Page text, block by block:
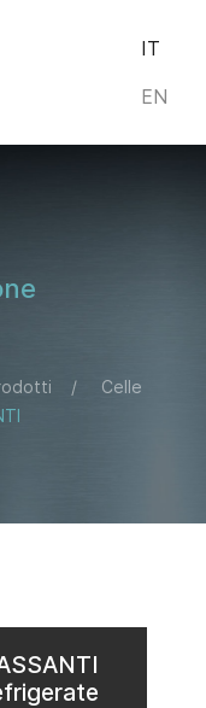
Seleziona
IT
EN
Celle